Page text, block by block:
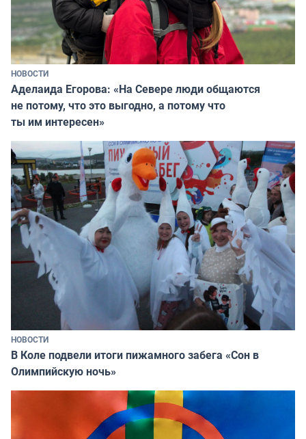
НОВОСТИ
Аделаида Егорова: «На Севере люди общаются
не потому, что это выгодно, а потому что
ты им интересен»
НОВОСТИ
В Коле подвели итоги пижамного забега «Сон в
Олимпийскую ночь»